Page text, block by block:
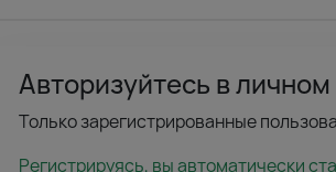
Авторизуйтесь в
Только зарегистрированные
Регистрируясь, вы автоматически